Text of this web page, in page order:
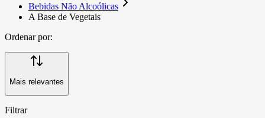
Bebidas Não Alcoólicas
A Base de Vegetais
Ordenar por:
Mais relevantes
Filtrar